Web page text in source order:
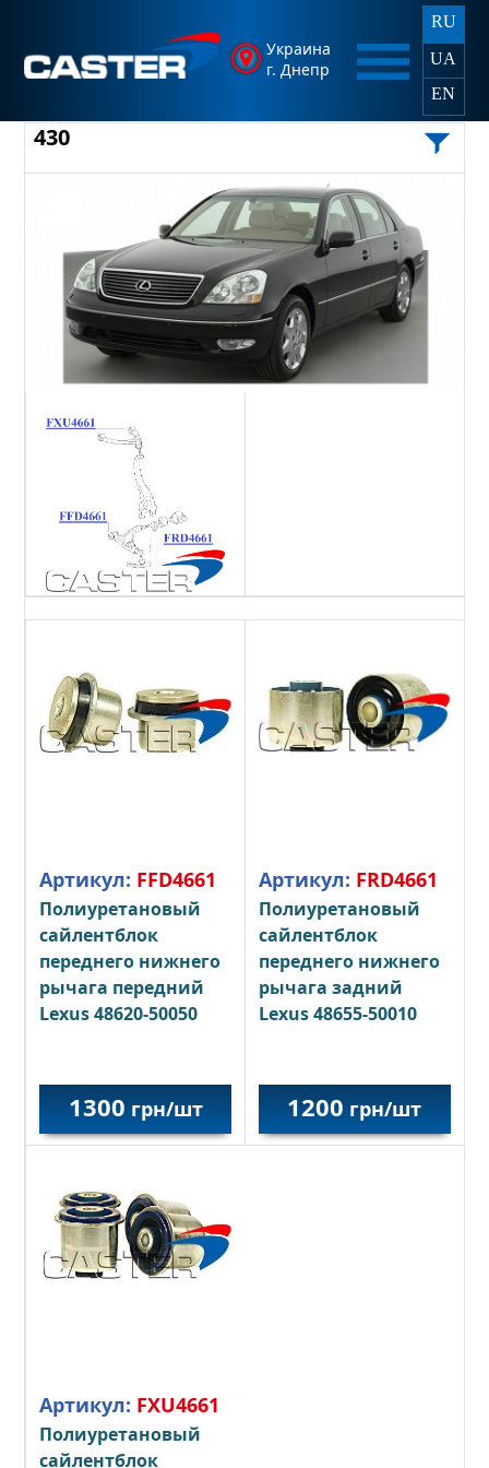
Украина
г. Днепр
RU
UA
EN
430
Артикул: FFD4661
Полиуретановый
сайлентблок
переднего нижнего
рычага передний
Lexus 48620-50050
1300 грн/шт
Артикул: FRD4661
Полиуретановый
сайлентблок
переднего нижнего
рычага задний
Lexus 48655-50010
1200 грн/шт
Артикул: FXU4661
Полиуретановый
сайлентблок